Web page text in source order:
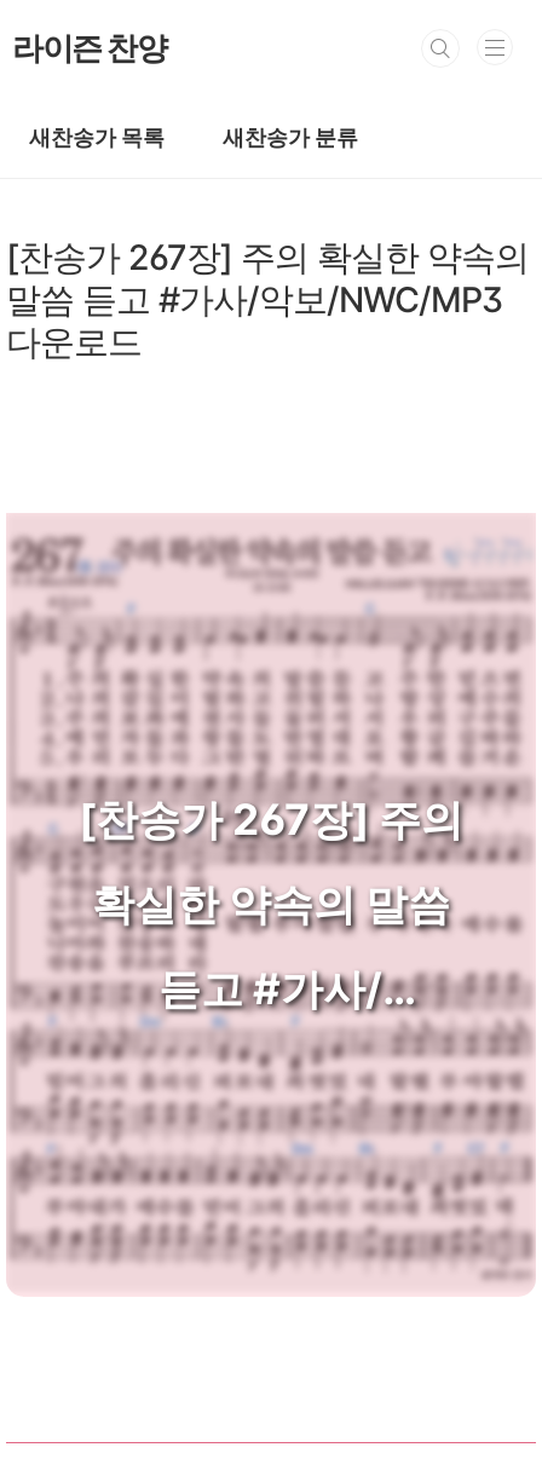
라이즌 찬양
새찬송가 목록 새찬송가 분류
[찬송가 267장] 주의 확실한 약속의
말씀 듣고 #가사/악보/NWC/MP3
다운로드
[찬송가 267장] 주의
확실한 약속의 말씀
듣고 #가사/
악보/NWC/MP3
다운로드